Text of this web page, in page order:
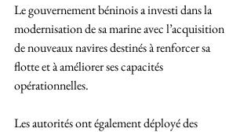
Le gouvernement béninois a investi dans la
modernisation de sa marine avec l’acquisition
de nouveaux navires destinés à renforcer sa
flotte et à améliorer ses capacités
opérationnelles.
Les autorités ont également déployé des